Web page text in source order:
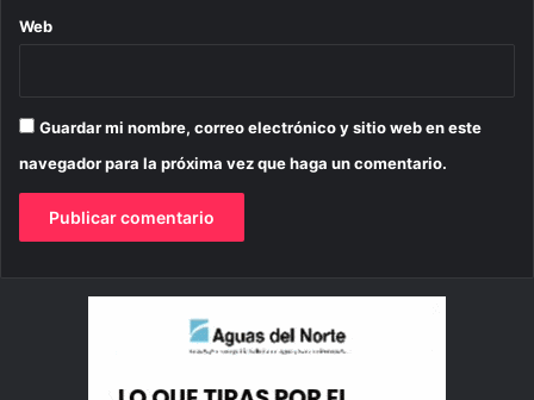
Web
Guardar mi nombre, correo electrónico y sitio web en este
navegador para la próxima vez que haga un comentario.